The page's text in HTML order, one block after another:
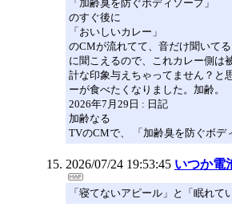
「加齢臭を防ぐボディソープ」
のすぐ後に
「おいしいカレー」
のCMが流れてて、音だけ聞いて
に聞こえるので、これカレー側は
計な印象与えちゃってません？と
ーが食べたくなりました。加齢。
2026年7月29日 : 日記
加齢なる
TVのCMで、 「加齢臭を防ぐボデ
2026/07/24 19:53:45 いつか電
「寝てないアピール」と「眠れて